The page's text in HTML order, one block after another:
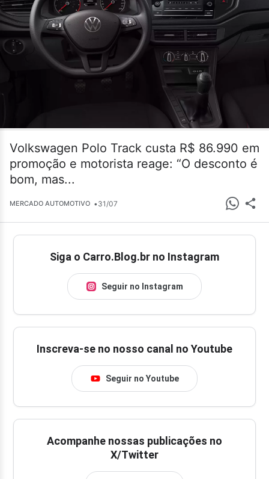
Volkswagen Polo Track custa R$ 86.990 em
promoção e motorista reage: “O desconto é
bom, mas...
MERCADO AUTOMOTIVO •31/07
Siga o Carro.Blog.br no Instagram
Seguir no Instagram
Inscreva-se no nosso canal no Youtube
Seguir no Youtube
Acompanhe nossas publicações no
X/Twitter